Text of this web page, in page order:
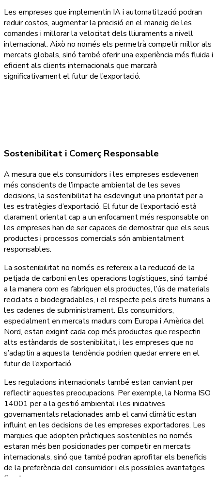
Les empreses que implementin IA i automatització podran
reduir costos, augmentar la precisió en el maneig de les
comandes i millorar la velocitat dels lliuraments a nivell
internacional. Això no només els permetrà competir millor als
mercats globals, sinó també oferir una experiència més fluida i
eficient als clients internacionals que marcarà
significativament el futur de l’exportació.
Sostenibilitat i Comerç Responsable
A mesura que els consumidors i les empreses esdevenen
més conscients de l’impacte ambiental de les seves
decisions, la sostenibilitat ha esdevingut una prioritat per a
les estratègies d’exportació. El futur de l’exportació està
clarament orientat cap a un enfocament més responsable on
les empreses han de ser capaces de demostrar que els seus
productes i processos comercials són ambientalment
responsables.
La sostenibilitat no només es refereix a la reducció de la
petjada de carboni en les operacions logístiques, sinó també
a la manera com es fabriquen els productes, l’ús de materials
reciclats o biodegradables, i el respecte pels drets humans a
les cadenes de subministrament. Els consumidors,
especialment en mercats madurs com Europa i Amèrica del
Nord, estan exigint cada cop més productes que respectin
alts estàndards de sostenibilitat, i les empreses que no
s’adaptin a aquesta tendència podrien quedar enrere en el
futur de l’exportació.
Les regulacions internacionals també estan canviant per
reflectir aquestes preocupacions. Per exemple, la Norma ISO
14001 per a la gestió ambiental i les iniciatives
governamentals relacionades amb el canvi climàtic estan
influint en les decisions de les empreses exportadores. Les
marques que adopten pràctiques sostenibles no només
estaran més ben posicionades per competir en mercats
internacionals, sinó que també podran aprofitar els beneficis
de la preferència del consumidor i els possibles avantatges